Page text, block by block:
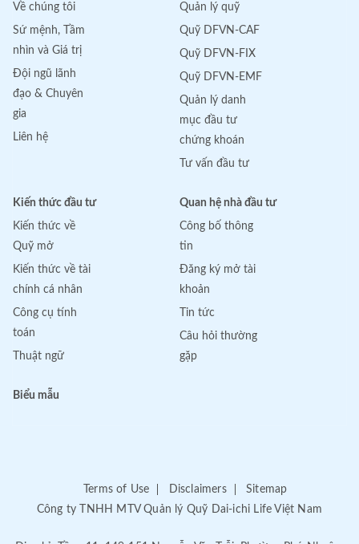
Về chúng tôi
Sứ mệnh, Tầm
nhìn và Giá trị
Đội ngũ lãnh
đạo & Chuyên
gia
Liên hệ
Quản lý quỹ
Quỹ DFVN-CAF
Quỹ DFVN-FIX
Quỹ DFVN-EMF
Quản lý danh
mục đầu tư
chứng khoán
Tư vấn đầu tư
Kiến thức đầu tư
Kiến thức về
Quỹ mở
Kiến thức về tài
chính cá nhân
Công cụ tính
toán
Thuật ngữ
Quan hệ nhà đầu tư
Công bố thông
tin
Đăng ký mở tài
khoản
Tin tức
Câu hỏi thường
gặp
Biểu mẫu
Terms of Use Disclaimers
Sitemap
Công ty TNHH MTV Quản lý Quỹ Dai-ichi Life Việt Nam